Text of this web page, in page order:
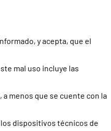
y acepta, que el
mal uso incluye las
menos que se cuente con la
dispositivos técnicos de